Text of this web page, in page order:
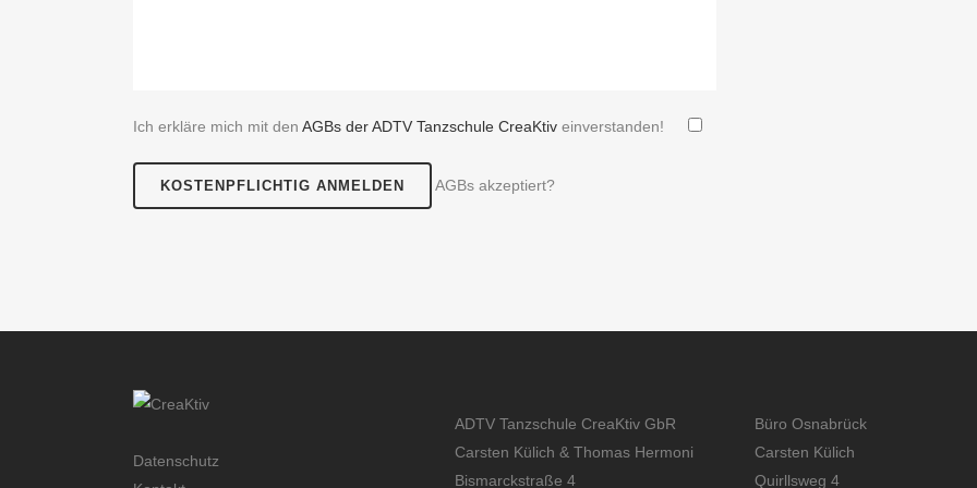
Ich erkläre mich mit den AGBs der ADTV Tanzschule CreaKtiv einverstanden!
AGBs akzeptiert?
Datenschutz
ADTV Tanzschule CreaKtiv GbR
Carsten Külich & Thomas Hermoni
Bismarckstraße 4
Büro Osnabrück
Carsten Külich
Quirllsweg 4